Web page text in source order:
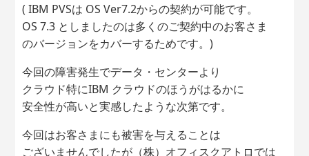
( IBM PVSは OS Ver7.2からの契約が可能です。
OS 7.3 としましたのは多くのご契約中のお客さま
のバージョンをカバーするためです。)
今回の障害発生でデータ・センターより
クラウド特にIBM クラウドのほうがはるかに
安全性が高いと実感したような次第です。
今回はお客さまにも被害を与えることは
ございませんでしたが（株）オフィスクアトロでは